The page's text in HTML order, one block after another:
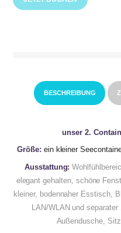
BESCHREIBUNG
unser 2.
Größe: ein kleiner
Ausstattung:
elegant gehalten, schöne
kleiner, bodennaher Esstisch,
LAN/WLAN und
Außendusche,